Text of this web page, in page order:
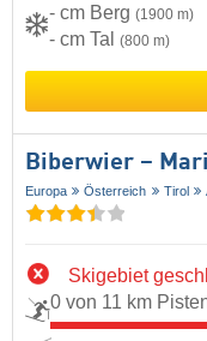
- cm Berg (1900 m)
- cm Tal (800 m)
Biberwier –
Europa Österreich Tirol
Skigebiet
0 von 11 km